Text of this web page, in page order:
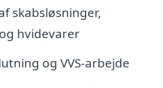
skabsløsninger,
hvidevarer
og VVS-arbejde